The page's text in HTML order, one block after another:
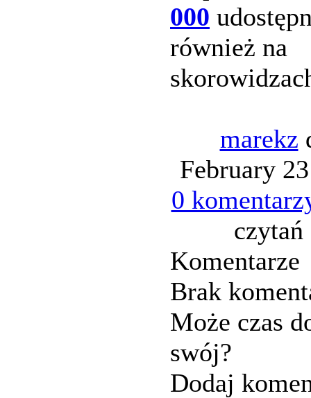
000
również na
marekz
February
0
czytań
Komentarze
Brak
Może czas
swój?
Dodaj